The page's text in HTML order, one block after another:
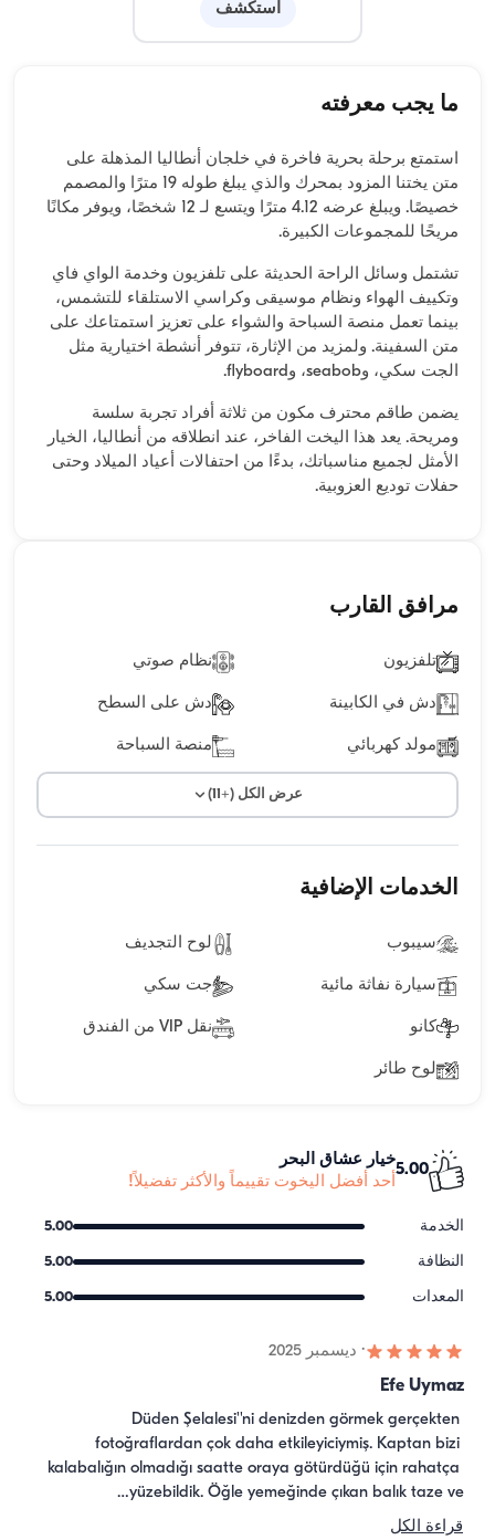
استكشف
ما يجب معرفته
استمتع برحلة بحرية فاخرة في خلجان أنطاليا المذهلة على
متن يختنا المزود بمحرك والذي يبلغ طوله 19 مترًا والمصمم
خصيصًا. ويبلغ عرضه 4.12 مترًا ويتسع لـ 12 شخصًا، ويوفر مكانًا
مريحًا للمجموعات الكبيرة.
تشتمل وسائل الراحة الحديثة على تلفزيون وخدمة الواي فاي
وتكييف الهواء ونظام موسيقى وكراسي الاستلقاء للتشمس،
بينما تعمل منصة السباحة والشواء على تعزيز استمتاعك على
متن السفينة. ولمزيد من الإثارة، تتوفر أنشطة اختيارية مثل
الجت سكي، وseabob، وflyboard.
يضمن طاقم محترف مكون من ثلاثة أفراد تجربة سلسة
ومريحة. يعد هذا اليخت الفاخر، عند انطلاقه من أنطاليا، الخيار
الأمثل لجميع مناسباتك، بدءًا من احتفالات أعياد الميلاد وحتى
حفلات توديع العزوبية.
مرافق القارب
تلفزيون نظام صوتي
دش في الكابينة دش على السطح
مولد كهربائي منصة السباحة
عرض الكل (+11)
الخدمات الإضافية
سيبوب لوح التجديف
سيارة نفاثة مائية جت سكي
كانو نقل VIP من الفندق
لوح طائر
5.00
خيار عشاق البحر
أحد أفضل اليخوت تقييماً والأكثر تفضيلاً!
الخدمة 5.00
النظافة 5.00
المعدات 5.00
· ديسمبر 2025
Efe Uymaz
Düden Şelalesi''ni denizden görmek gerçekten
fotoğraflardan çok daha etkileyiciymiş. Kaptan bizi
kalabalığın olmadığı saatte oraya götürdüğü için rahatça
yüzebildik. Öğle yemeğinde çıkan balık taze ve…
قراءة الكل